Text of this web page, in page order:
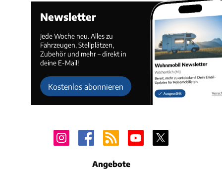
Newsletter
Jede Woche neu. Alles zu
Fahrzeugen, Stellplätzen,
Zubehör und mehr – direkt in
deine E-Mail!
Kostenlos abonnieren
Angebote